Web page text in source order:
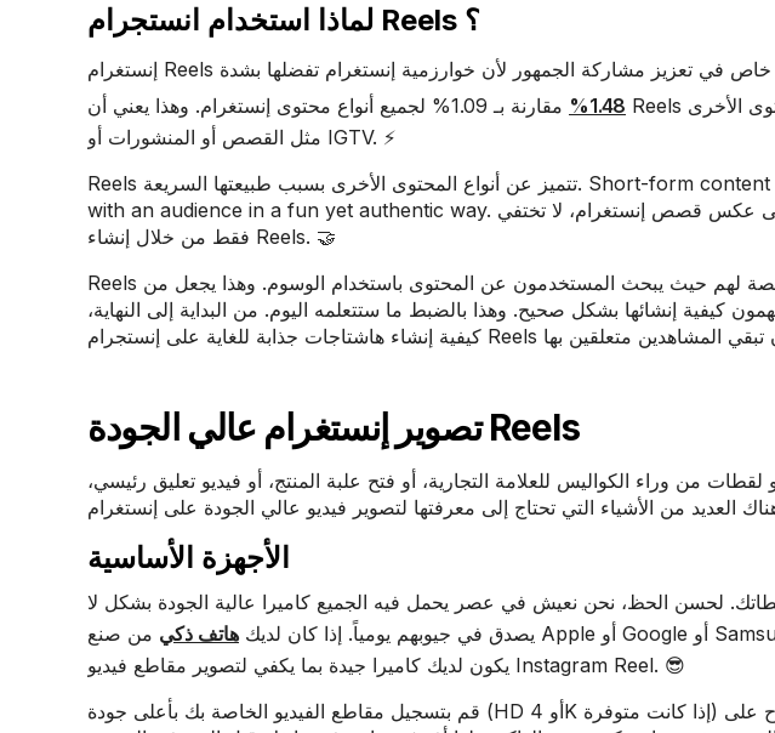
لماذا استخدام انستجرام Reels ؟
1.48%
مقارنة بـ 1.09% لجميع أنواع محتوى إنستغرام. وهذا يعني أن Reels لديها إمكانية وصول عضوي أكبر من تنسيقات المحتوى الأخرى
مثل القصص أو المنشورات أو IGTV. ⚡
Reels تتميز عن أنواع المحتوى الأخرى بسبب طبيعتها السريعة. Short-form content is more digestible and can quickly connect
with an audience in a fun yet authentic way. على عكس قصص إنستغرام، لا تختفي Reels ، لذا يمكنك تطوير قصة العلامة التجارية
فقط من خلال إنشاء Reels. 🤝
Reels يستفيدون أيضًا من وجود منطقة مخصصة لهم حيث يبحث المستخدمون عن المحتوى باستخدام الوسوم. وهذا يجعل من Reels أداة
كيفية إنشائها بشكل صحيح. وهذا بالضبط ما ستتعلمه اليوم. من البداية إلى النهاية،
تصوير إنستغرام عالي الجودة Reels
من وراء الكواليس للعلامة التجارية، أو فتح علبة المنتج، أو فيديو تعليق رئيسي،
الأجهزة الأساسية
لحسن الحظ، نحن نعيش في عصر يحمل فيه الجميع كاميرا عالية الجودة بشكل لا
يصدق في جيوبهم يومياً. إذا كان لديك هاتف ذكي من صنع Apple أو Google أو Samsung في السنوات القليلة الماضية، فمن المحتمل أن
يكون لديك كاميرا جيدة بما يكفي لتصوير مقاطع فيديو Instagram Reel. 😎
قم بتسجيل مقاطع الفيديو الخاصة بك بأعلى جودة (HD أو 4K إذا كانت متوفرة) لضمان ظهورها بوضوح على Instagram. ستشغل مقاطع